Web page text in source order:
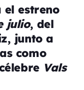
estreno
julio, del
junto a
como
Vals